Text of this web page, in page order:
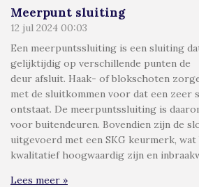
Meerpunt sluiting
12 jul 2024 00:03
Een meerpuntssluiting is een sluiting
gelijktijdig op verschillende punten de
deur afsluit. Haak- of blokschoten
met de sluitkommen voor dat een zeer
ontstaat. De meerpuntssluiting is
voor buitendeuren. Bovendien zijn de
uitgevoerd met een SKG keurmerk,
kwalitatief hoogwaardig zijn en
Lees meer »